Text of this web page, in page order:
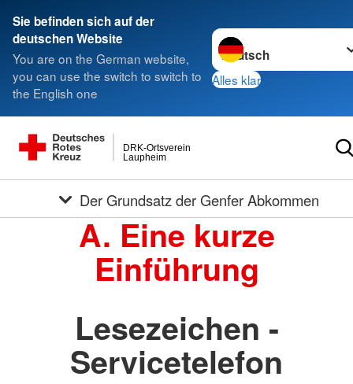
Sie befinden sich auf der
deutschen Website
You are on the German website,
you can use the switch to switch to
the English one
Sprache wechseln zu
Alles klar
Laupheim
DRK-Ortsverein
Der Grundsatz der Genfer Abkommen
A. Eine kurze
Einführung
Lesezeichen -
Servicetelefon